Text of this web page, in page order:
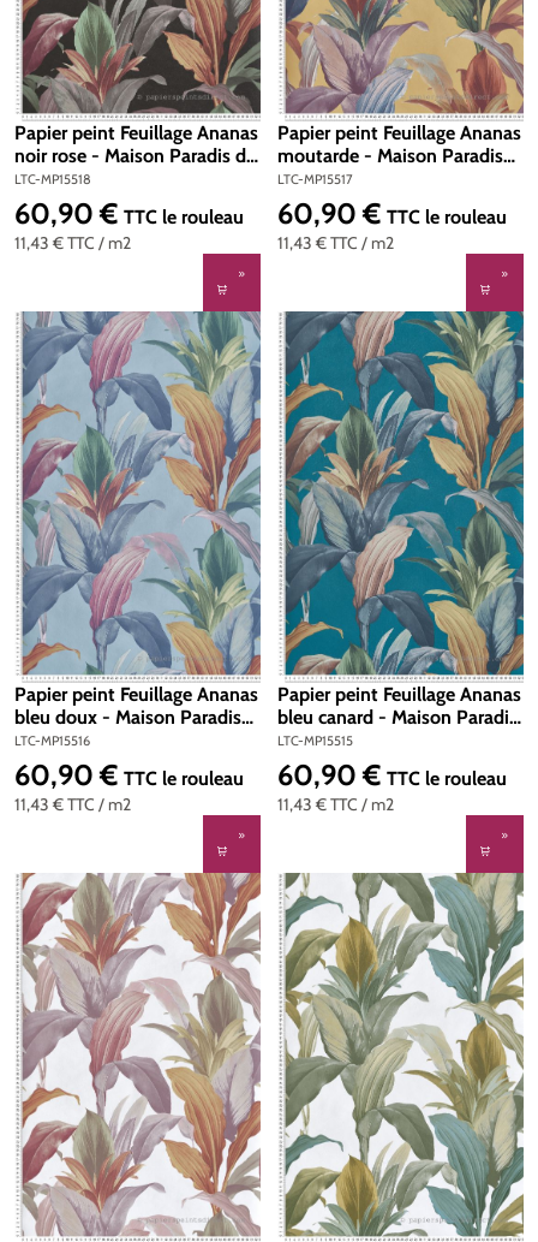
Papier peint Feuillage Ananas
noir rose - Maison Paradis de
Lutèce | Réf. LTC-MP15518
LTC-MP15518
11,43 €TTC / m2
Prix régulier :
60,90 € TTC le rouleau
Papier peint Feuillage Ananas
moutarde - Maison Paradis
de Lutèce | Réf. LTC-MP15517
LTC-MP15517
11,43 €TTC / m2
Prix régulier :
60,90 € TTC le rouleau
Papier peint Feuillage Ananas
bleu doux - Maison Paradis
de Lutèce | Réf. LTC-MP15516
LTC-MP15516
11,43 €TTC / m2
Prix régulier :
60,90 € TTC le rouleau
Papier peint Feuillage Ananas
bleu canard - Maison Paradis
de Lutèce | Réf. LTC-MP15515
LTC-MP15515
11,43 €TTC / m2
Prix régulier :
60,90 € TTC le rouleau